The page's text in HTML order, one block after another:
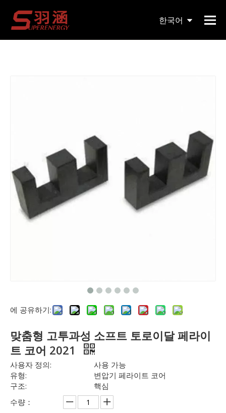
한국어
현재 위치: 홈페이지
고투과성 소프트 토로이달 페라이트 코어 2021
에 공유하기:
맞춤형 고투과성 소프트 토로이달 페라이
트 코어 2021
사용자 정의:
사용 가능
유형:
변압기 페라이트 코어
구조:
핵심
수량：